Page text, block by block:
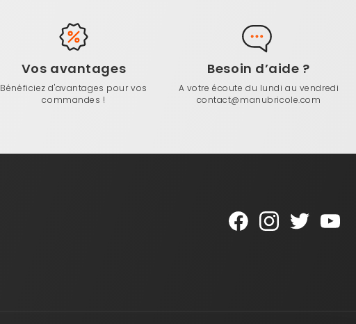
Vos avantages
Bénéficiez d'avantages pour vos
commandes !
Besoin d’aide ?
A votre écoute du lundi au vendredi
contact@manubricole.com